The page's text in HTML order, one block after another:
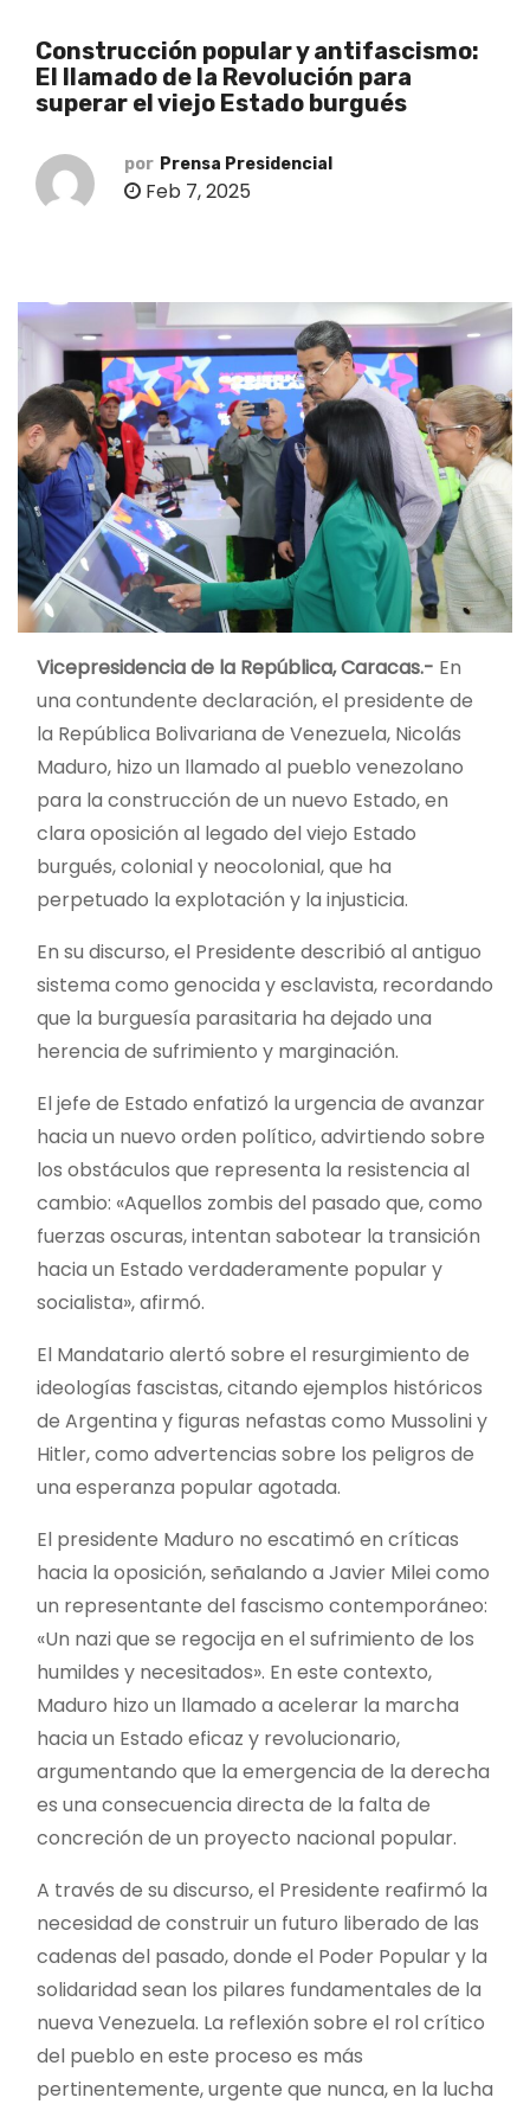
Construcción popular y antifascismo:
El llamado de la Revolución para
superar el viejo Estado burgués
por Prensa Presidencial
Feb 7, 2025
Vicepresidencia de la República, Caracas.- En
una contundente declaración, el presidente de
la República Bolivariana de Venezuela, Nicolás
Maduro, hizo un llamado al pueblo venezolano
para la construcción de un nuevo Estado, en
clara oposición al legado del viejo Estado
burgués, colonial y neocolonial, que ha
perpetuado la explotación y la injusticia.
En su discurso, el Presidente describió al antiguo
sistema como genocida y esclavista, recordando
que la burguesía parasitaria ha dejado una
herencia de sufrimiento y marginación.
El jefe de Estado enfatizó la urgencia de avanzar
hacia un nuevo orden político, advirtiendo sobre
los obstáculos que representa la resistencia al
cambio: «Aquellos zombis del pasado que, como
fuerzas oscuras, intentan sabotear la transición
hacia un Estado verdaderamente popular y
socialista», afirmó.
El Mandatario alertó sobre el resurgimiento de
ideologías fascistas, citando ejemplos históricos
de Argentina y figuras nefastas como Mussolini y
Hitler, como advertencias sobre los peligros de
una esperanza popular agotada.
El presidente Maduro no escatimó en críticas
hacia la oposición, señalando a Javier Milei como
un representante del fascismo contemporáneo:
«Un nazi que se regocija en el sufrimiento de los
humildes y necesitados». En este contexto,
Maduro hizo un llamado a acelerar la marcha
hacia un Estado eficaz y revolucionario,
argumentando que la emergencia de la derecha
es una consecuencia directa de la falta de
concreción de un proyecto nacional popular.
A través de su discurso, el Presidente reafirmó la
necesidad de construir un futuro liberado de las
cadenas del pasado, donde el Poder Popular y la
solidaridad sean los pilares fundamentales de la
nueva Venezuela. La reflexión sobre el rol crítico
del pueblo en este proceso es más
pertinentemente, urgente que nunca, en la lucha